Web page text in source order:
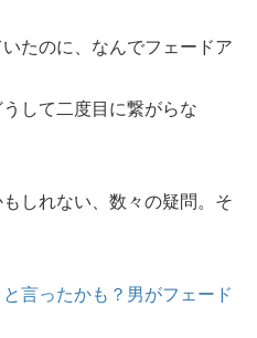
たのに、なんでフェードア
して二度目に繋がらな
しれない、数々の疑問。そ
言ったかも？男がフェード